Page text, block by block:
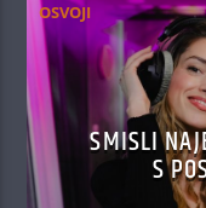
OSVOJI
SMISLI
S